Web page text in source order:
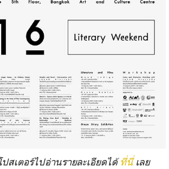
สเตอร์ไปอ่านรายละเอียดได้ที่นี่เลย